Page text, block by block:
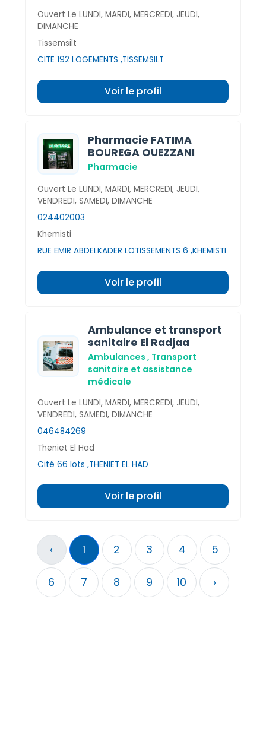
Ouvert Le LUNDI, MARDI, MERCREDI, JEUDI,
DIMANCHE
Tissemsilt
CITE 192 LOGEMENTS ,TISSEMSILT
Voir le profil
Pharmacie FATIMA
BOUREGA OUEZZANI
Pharmacie
Ouvert Le LUNDI, MARDI, MERCREDI, JEUDI,
VENDREDI, SAMEDI, DIMANCHE
024402003
Khemisti
RUE EMIR ABDELKADER LOTISSEMENTS 6 ,KHEMISTI
Voir le profil
Ambulance et transport
sanitaire El Radjaa
Ambulances , Transport
sanitaire et assistance
médicale
Ouvert Le LUNDI, MARDI, MERCREDI, JEUDI,
VENDREDI, SAMEDI, DIMANCHE
046484269
Theniet El Had
Cité 66 lots ,THENIET EL HAD
Voir le profil
‹ 1 2 3 4 5
6 7 8 9 10 ›